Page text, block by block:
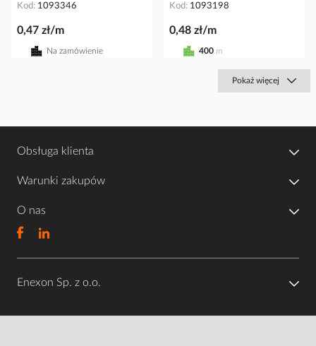
Kod 1093346
0,47 zł/m
Na zamówienie
Kod 1093198
0,48 zł/m
400 m
Pokaż więcej
Obsługa klienta
Warunki zakupów
O nas
Enexon Sp. z o.o.